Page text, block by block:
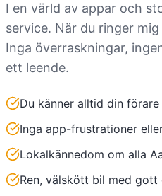
I en värld av appar och
service. När du ringer
Inga överraskningar,
ett leende.
Du känner alltid din
Inga app-frustrationer
Lokalkännedom om alla
Ren, välskött bil med gott